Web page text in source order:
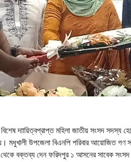
দাায়িত্বপ্রাপ্ত মহিলা জাতীয় সংসদ সদস্য
মধুখালী উপজেলা বিএনপি পরিবার আয়োজিত
থেকে বক্তব্য দেন ফরিদপুর ১ আসনের সাবেক